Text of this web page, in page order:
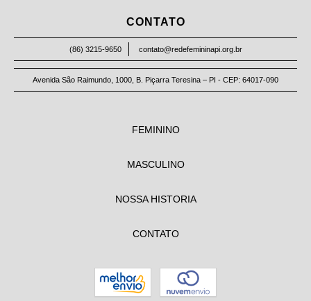
CONTATO
(86) 3215-9650 contato@redefemininapi.org.br
Avenida São Raimundo, 1000, B. Piçarra Teresina – PI - CEP: 64017-090
FEMININO
MASCULINO
NOSSA HISTORIA
CONTATO